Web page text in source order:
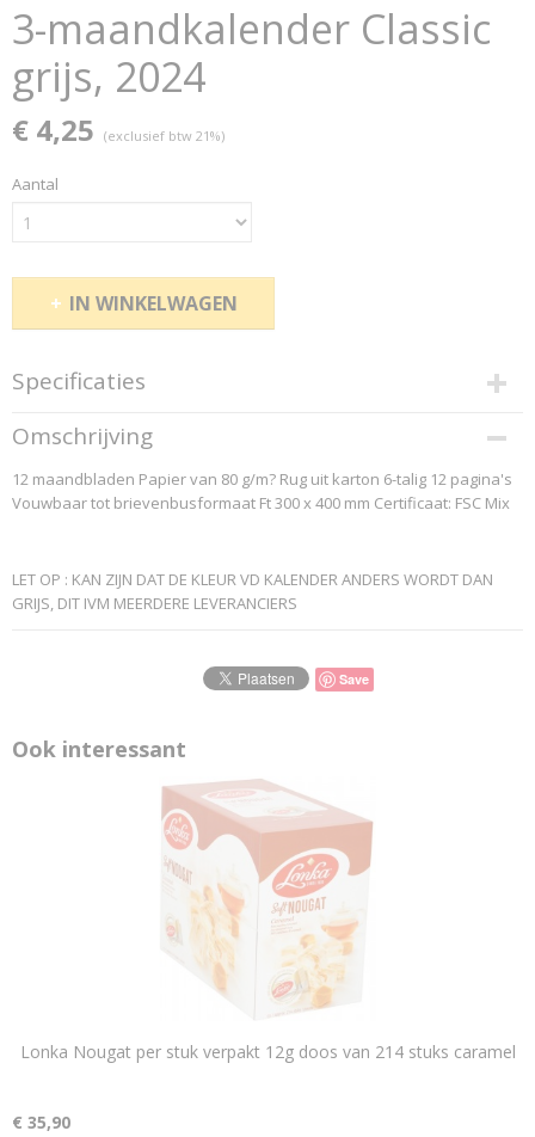
3-maandkalender Classic
grijs, 2024
€ 4,25 (exclusief btw 21%)
Aantal
IN WINKELWAGEN
Specificaties
Productcode
730906
EAN code
5414521330167
Omschrijving
12 maandbladen Papier van 80 g/m? Rug uit karton 6-talig 12 pagina's
Vouwbaar tot brievenbusformaat Ft 300 x 400 mm Certificaat: FSC Mix
LET OP : KAN ZIJN DAT DE KLEUR VD KALENDER ANDERS WORDT DAN
GRIJS, DIT IVM MEERDERE LEVERANCIERS
Save
Ook interessant
Lonka Nougat per stuk verpakt 12g doos van 214 stuks caramel
€ 35,90